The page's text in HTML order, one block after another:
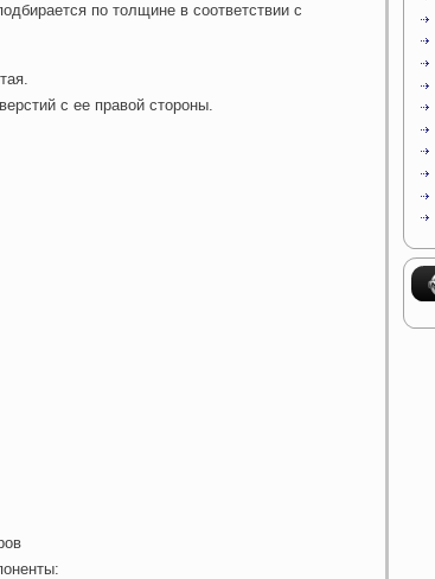
по толщине в соответствии с
с ее правой стороны.